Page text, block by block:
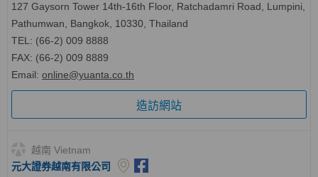
造訪網站
127 Gaysorn Tower 14th-16th Floor, Ratchadamri Road, Lumpini,
Pathumwan, Bangkok, 10330, Thailand
TEL: (66-2) 009 8888
FAX: (66-2) 009 8889
Email: online@yuanta.co.th
越南 Vietnam
元大證券越南有限公司